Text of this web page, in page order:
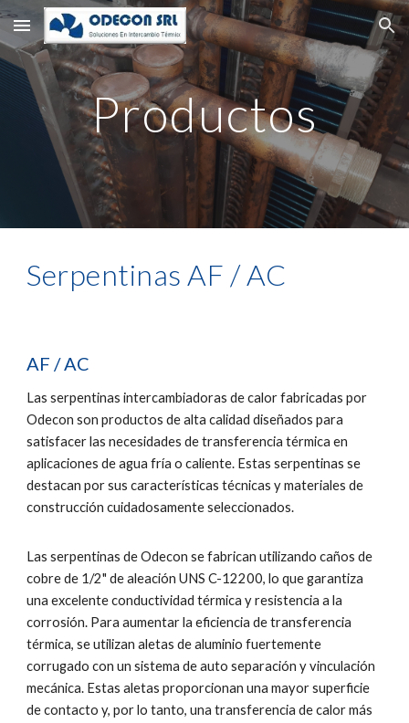
Skip to main content Skip to navigation
Productos
Serpentinas AF / AC
AF / AC
Las serpentinas intercambiadoras de calor fabricadas por
Odecon son productos de alta calidad diseñados para
satisfacer las necesidades de transferencia térmica en
aplicaciones de agua fría o caliente. Estas serpentinas se
destacan por sus características técnicas y materiales de
construcción cuidadosamente seleccionados.
Las serpentinas de Odecon se fabrican utilizando caños de
cobre de 1/2" de aleación UNS C-12200, lo que garantiza
una excelente conductividad térmica y resistencia a la
corrosión. Para aumentar la eficiencia de transferencia
térmica, se utilizan aletas de aluminio fuertemente
corrugado con un sistema de auto separación y vinculación
mecánica. Estas aletas proporcionan una mayor superficie
de contacto y, por lo tanto, una transferencia de calor más